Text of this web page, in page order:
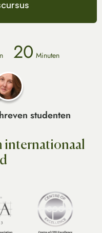
20 Minuten
studenten
internationaal